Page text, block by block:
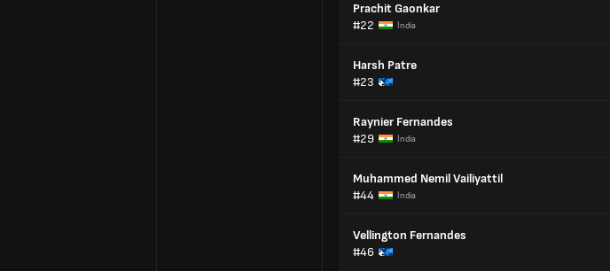
Prachit Gaonkar
#22
Índia
Harsh Patre
#23
Raynier Fernandes
#29
Índia
Muhammed Nemil Vailiyattil
#44
Índia
Vellington Fernandes
#46